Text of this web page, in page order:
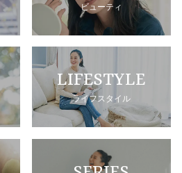
ビューティ
LIFESTYLE
ライフスタイル